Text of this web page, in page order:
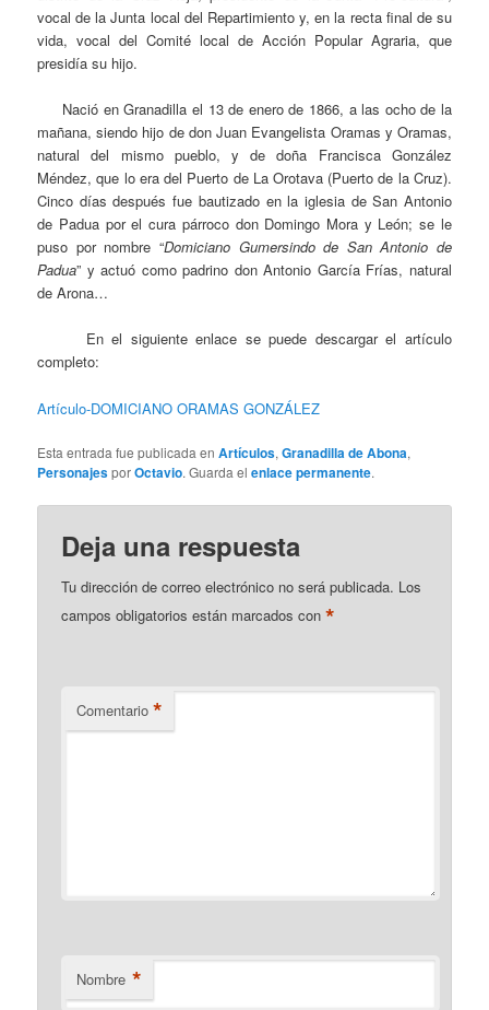
vocal de la Junta local del Repartimiento y, en la recta final de su
vida, vocal del Comité local de Acción Popular Agraria, que
presidía su hijo.
Nació en Granadilla el 13 de enero de 1866, a las ocho de la
mañana, siendo hijo de don Juan Evangelista Oramas y Oramas,
natural del mismo pueblo, y de doña Francisca González
Méndez, que lo era del Puerto de La Orotava (Puerto de la Cruz).
Cinco días después fue bautizado en la iglesia de San Antonio
de Padua por el cura párroco don Domingo Mora y León; se le
puso por nombre “Domiciano Gumersindo de San Antonio de
Padua” y actuó como padrino don Antonio García Frías, natural
de Arona…
En el siguiente enlace se puede descargar el artículo
completo:
Artículo-DOMICIANO ORAMAS GONZÁLEZ
Esta entrada fue publicada enArtículos,Granadilla de Abona,
PersonajesporOctavio. Guarda elenlace permanente.
Deja una respuesta
Tu dirección de correo electrónico no será publicada. Los
campos obligatorios están marcados con*
Comentario *
Nombre *